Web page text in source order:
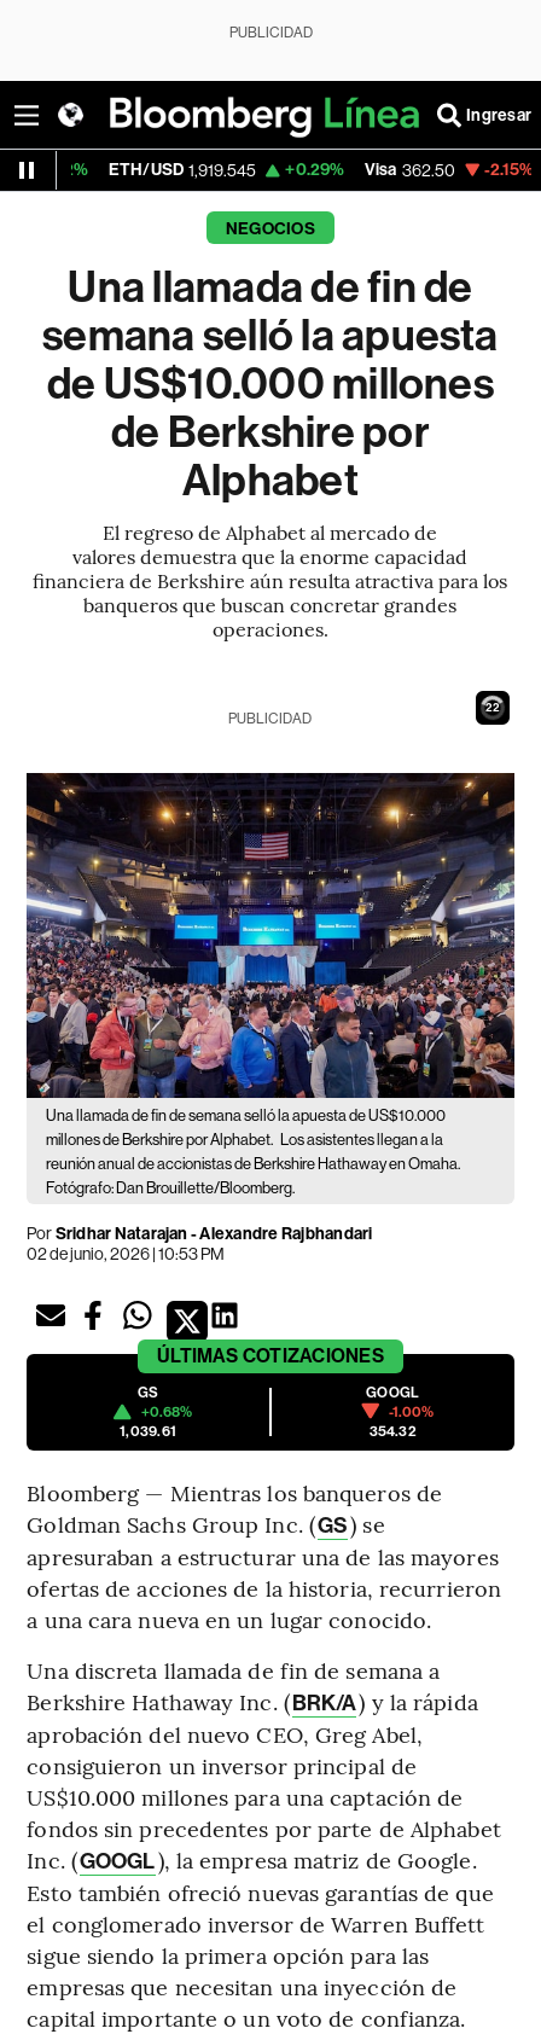
PUBLICIDAD
Ingresar
1,919.545 +0.29% Visa 362.50 -2.15%
NEGOCIOS
Una llamada de fin de
semana selló la apuesta
de US$10.000 millones
de Berkshire por
Alphabet
El regreso de Alphabet al mercado de
valores demuestra que la enorme capacidad
financiera de Berkshire aún resulta atractiva para los
banqueros que buscan concretar grandes
operaciones.
21
PUBLICIDAD
Una llamada de fin de semana selló la apuesta de US$10.000
millones de Berkshire por Alphabet.
Los asistentes llegan a la
reunión anual de accionistas de Berkshire Hathaway en Omaha.
Fotógrafo: Dan Brouillette/Bloomberg.
PorSridhar Natarajan - Alexandre Rajbhandari
02 de junio, 2026 | 10:53 PM
ÚLTIMAS COTIZACIONES
GS
+0.68%
1,039.61
GOOGL
-1.00%
354.32
Bloomberg — Mientras los banqueros de
Goldman Sachs Group Inc. (GS) se
apresuraban a estructurar una de las mayores
ofertas de acciones de la historia, recurrieron
a una cara nueva en un lugar conocido.
Una discreta llamada de fin de semana a
Berkshire Hathaway Inc. (BRK/A) y la rápida
aprobación del nuevo CEO, Greg Abel,
consiguieron un inversor principal de
US$10.000 millones para una captación de
fondos sin precedentes por parte de Alphabet
Inc. (GOOGL), la empresa matriz de Google.
Esto también ofreció nuevas garantías de que
el conglomerado inversor de Warren Buffett
sigue siendo la primera opción para las
empresas que necesitan una inyección de
capital importante o un voto de confianza.